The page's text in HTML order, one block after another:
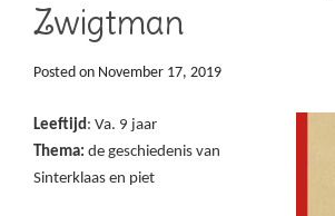
Zwigtman
Posted on November 17, 2019
Leeftijd: Va. 9 jaar
Thema: de geschiedenis van
Sinterklaas en piet